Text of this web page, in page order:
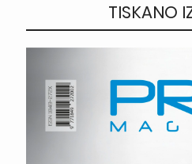
TISKANO